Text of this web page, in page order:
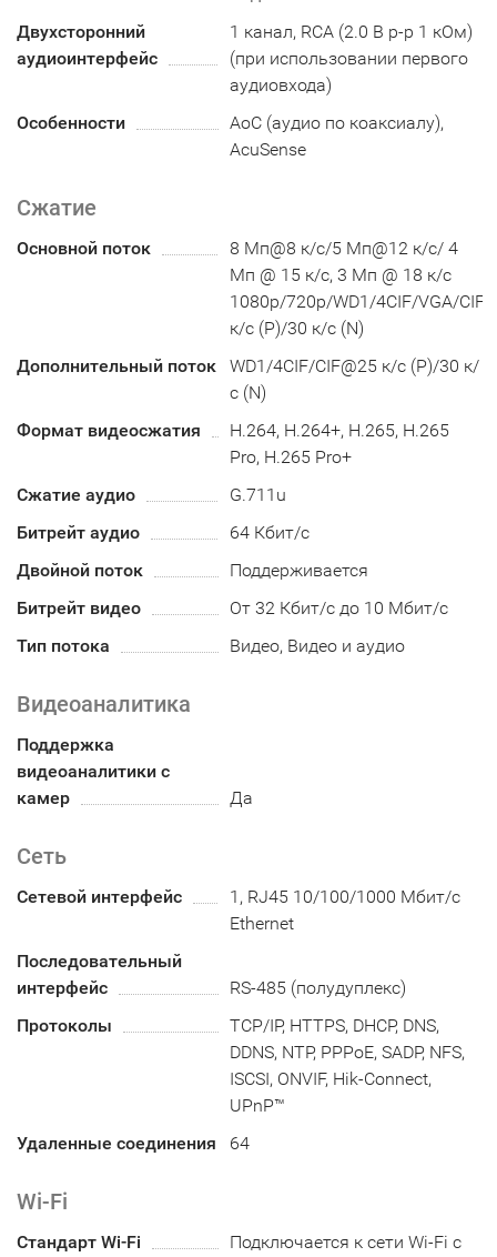
Двухсторонний
аудиоинтерфейс
1 канал, RCA (2.0 В p-p 1 кОм)
(при использовании первого
аудиовхода)
Особенности
AoC (аудио по коаксиалу),
AcuSense
Сжатие
Основной поток
8 Мп@8 к/с/5 Мп@12 к/с/ 4
Мп @ 15 к/с, 3 Мп @ 18 к/с
1080p/720p/WD1/4CIF/VGA/
к/с (P)/30 к/с (N)
Дополнительный поток
WD1/4CIF/CIF@25 к/с (P)/30 к/
с (N)
Формат видеосжатия
H.264, H.264+, H.265, H.265
Pro, H.265 Pro+
Сжатие аудио
G.711u
Битрейт аудио
64 Кбит/с
Двойной поток
Поддерживается
Битрейт видео
От 32 Кбит/с до 10 Мбит/с
Тип потока
Видео, Видео и аудио
Видеоаналитика
Поддержка
видеоаналитики с
камер
Да
Сеть
Сетевой интерфейс
1, RJ45 10/100/1000 Мбит/с
Ethernet
Последовательный
интерфейс
RS-485 (полудуплекс)
Протоколы
TCP/IP, HTTPS, DHCP, DNS,
DDNS, NTP, PPPoE, SADP, NFS,
ISCSI, ONVIF, Hik-Connect,
UPnP™
Удаленные соединения
64
Wi-Fi
Стандарт Wi-Fi
Подключается к сети Wi-Fi с